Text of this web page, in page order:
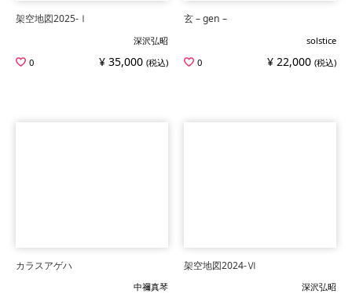
架空地図2025-Ⅰ
深沢弘昭
0
¥ 35,000 (税込)
玄 – gen –
solstice
0
¥ 22,000 (税込)
カラスアゲハ
中禰真琴
架空地図2024-Ⅵ
深沢弘昭